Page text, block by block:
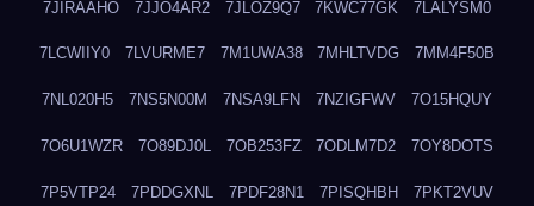
7JIRAAHO 7JJO4AR2 7JLOZ9Q7 7KWC77GK 7LALYSM0
7LCWIIY0 7LVURME7 7M1UWA38 7MHLTVDG 7MM4F50B
7NL020H5 7NS5N00M 7NSA9LFN 7NZIGFWV 7O15HQUY
7O6U1WZR 7O89DJ0L 7OB253FZ 7ODLM7D2 7OY8DOTS
7P5VTP24 7PDDGXNL 7PDF28N1 7PISQHBH 7PKT2VUV